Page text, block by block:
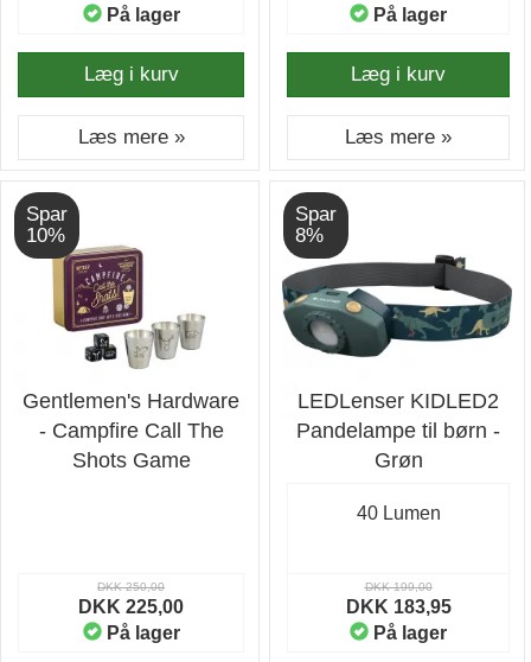
På lager
Læg i kurv
Læs mere »
På lager
Læg i kurv
Læs mere »
Spar
10%
Gentlemen's Hardware
- Campfire Call The
Shots Game
DKK 250,00
DKK 225,00
På lager
Spar
8%
LEDLenser KIDLED2
Pandelampe til børn -
Grøn
40 Lumen
DKK 199,00
DKK 183,95
På lager